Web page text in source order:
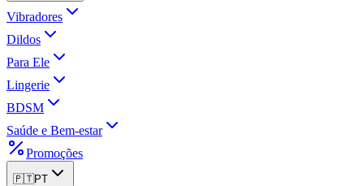
Vibradores
Dildos
Para Ele
Lingerie
BDSM
Saúde e Bem-estar
Promoções
🇵🇹PT